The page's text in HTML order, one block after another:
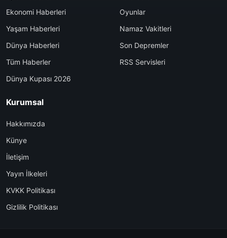
Ekonomi Haberleri
Yaşam Haberleri
Dünya Haberleri
Tüm Haberler
Dünya Kupası 2026
Oyunlar
Namaz Vakitleri
Son Depremler
RSS Servisleri
Kurumsal
Hakkımızda
Künye
İletişim
Yayın İlkeleri
KVKK Politikası
Gizlilik Politikası